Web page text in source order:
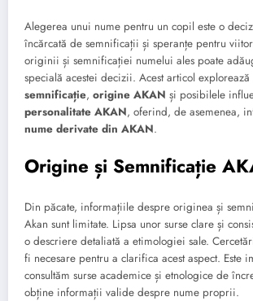
Alegerea unui nume pentru un copil este o
încărcată de semnificații și speranțe pentru
originii și semnificației numelui ales poate
specială acestei decizii. Acest articol explorează
semnificație, origine AKAN și posibilele
personalitate AKAN, oferind, de asemenea,
nume derivate din AKAN.
Origine și Semnificație
Din păcate, informațiile despre originea și
Akan sunt limitate. Lipsa unor surse clare și
o descriere detaliată a etimologiei sale.
fi necesare pentru a clarifica acest aspect. Este
consultăm surse academice și etnologice de
obține informații valide despre nume proprii.